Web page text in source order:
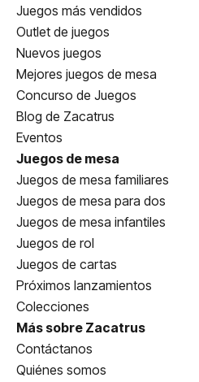
Juegos más vendidos
Outlet de juegos
Nuevos juegos
Mejores juegos de mesa
Concurso de Juegos
Blog de Zacatrus
Eventos
Juegos de mesa
Juegos de mesa familiares
Juegos de mesa para dos
Juegos de mesa infantiles
Juegos de rol
Juegos de cartas
Próximos lanzamientos
Colecciones
Más sobre Zacatrus
Contáctanos
Quiénes somos